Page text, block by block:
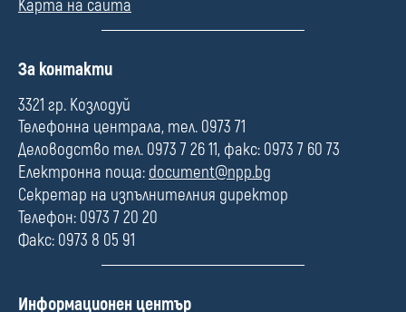
Карта на сайта
П
л
е
За контакти
3321 гр. Козлодуй
Телефонна централа, тел. 0973 71
Деловодство тел. 0973 7 26 11, факс: 0973 7 60 73
Електронна поща: document@npp.bg
Секретар на изпълнителния директор
Телефон: 0973 7 20 20
Факс: 0973 8 05 91
П
Информационен център